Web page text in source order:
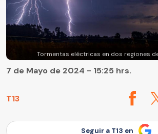
Tormentas eléctricas en dos regiones
T13
7 de Mayo de 2024 - 15:25 hrs.
Seguir a T13 en